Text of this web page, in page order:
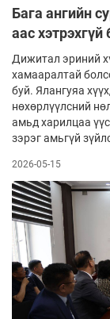
Бага ангийн
аас
Дижитал эриний
хамааралтай
буй. Ялангуяа
нөхөрлүүлсний
амьд харилцаа
зэрэг амьгүй
2026-05-15